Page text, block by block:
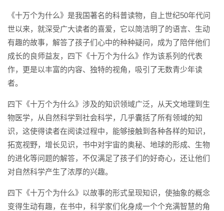
《十万个为什么》是我国著名的科普读物，自上世纪50年代问
世以来，就深受广大读者的喜爱，它以简洁明了的语言、生动
有趣的故事，解答了孩子们心中的种种疑问，成为了陪伴他们
成长的良师益友，四下《十万个为什么》作为该系列的代表
作，更是以丰富的内容、独特的视角，吸引了无数青少年读
者。
四下《十万个为什么》涉及的知识领域广泛，从天文地理到生
物医学，从自然科学到社会科学，几乎囊括了所有领域的知
识，这使得读者在阅读过程中，能够接触到各种各样的知识，
拓宽视野，增长见识，书中对宇宙的奥秘、地球的形成、生物
的进化等问题的解答，不仅满足了孩子们的好奇心，还让他们
对自然科学产生了浓厚的兴趣。
四下《十万个为什么》以故事的形式呈现知识，使抽象的概念
变得生动有趣，在书中，科学家们化身成一个个充满智慧的角